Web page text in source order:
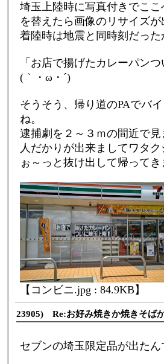
埼玉上陸時に写真付きでこ
を替えたら画像のリサイズ
着陸時は地震と同時刻だっ
「お店で揚げたカレーパン
(｀・ω・´)ゞ
そうそう、帰り道のPAでバ
ね。
逮捕劇を２～３ｍの間近で見
人だかりが出来ましてワタ
ぉ～っと抜け出して帰って
【コンビニ.jpg : 84.9KB】
23905) Re:お好み焼きか焼きそば
セブンの埼玉限定品が出た